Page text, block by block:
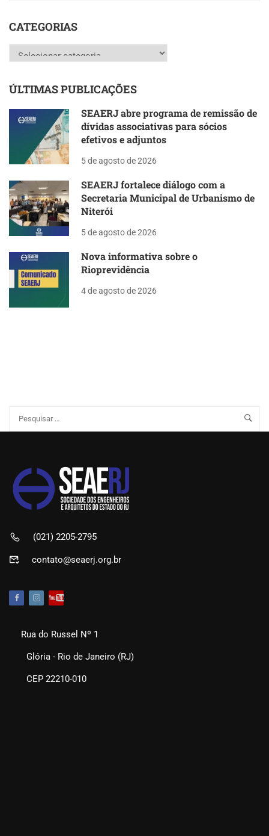
CATEGORIAS
Categorias
ÚLTIMAS PUBLICAÇÕES
SEAERJ abre programa de remissão de
dívidas associativas para sócios
efetivos e adjuntos
5 de agosto de 2026
SEAERJ fortalece diálogo com a
Secretaria Municipal de Urbanismo de
Niterói
5 de agosto de 2026
Nova informativa sobre o
Rioprevidência
4 de agosto de 2026
(021) 2205-2795
contato@seaerj.org.br
Rua do Russel Nº 1
Glória - Rio de Janeiro (RJ)
CEP 22210-010